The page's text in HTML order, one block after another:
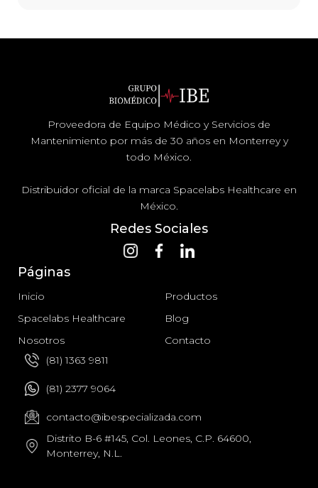
Proveedora de Equipo Médico y Servicios de
Mantenimiento por más de 30 años en Monterrey y
todo México.
Distribuidor oficial de la marca Spacelabs Healthcare en
México.
Redes Sociales
Páginas
Inicio
Productos
Spacelabs Healthcare
Blog
Nosotros
Contacto
(81) 1363 9811
(81) 2377 9064
contacto@ibespecializada.com
Distrito B-6 #145, Col. Leones, C.P. 64600,
Monterrey, N.L.